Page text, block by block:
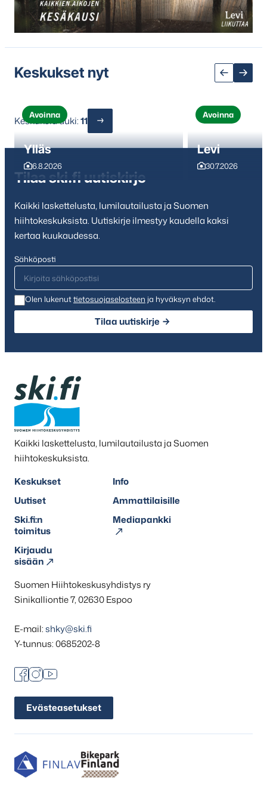
seuraavaan
sisältöön
Keskukset nyt
Ylläs
6.8.2026
Avoinna
Levi
30.7.2026
Avoinna
Keskuksia auki:11
Tilaa ski.fi uutiskirje
Kaikki laskettelusta, lumilautailusta ja Suomen
hiihtokeskuksista. Uutiskirje ilmestyy kaudella kaksi
kertaa kuukaudessa.
Sähköposti
Olen lukenuttietosuojaselosteen ja hyväksyn ehdot.
Tilaa uutiskirje
Kaikki laskettelusta, lumilautailusta ja Suomen
hiihtokeskuksista.
Keskukset
Info
Uutiset
Ammattilaisille
Ski.fi:n
toimitus
Mediapankki
Kirjaudu
sisään
Suomen Hiihtokeskusyhdistys ry
Sinikalliontie 7, 02630 Espoo
E-mail:shky@ski.fi
Y-tunnus: 0685202-8
Facebook
Instagram
Youtube
Evästeasetukset